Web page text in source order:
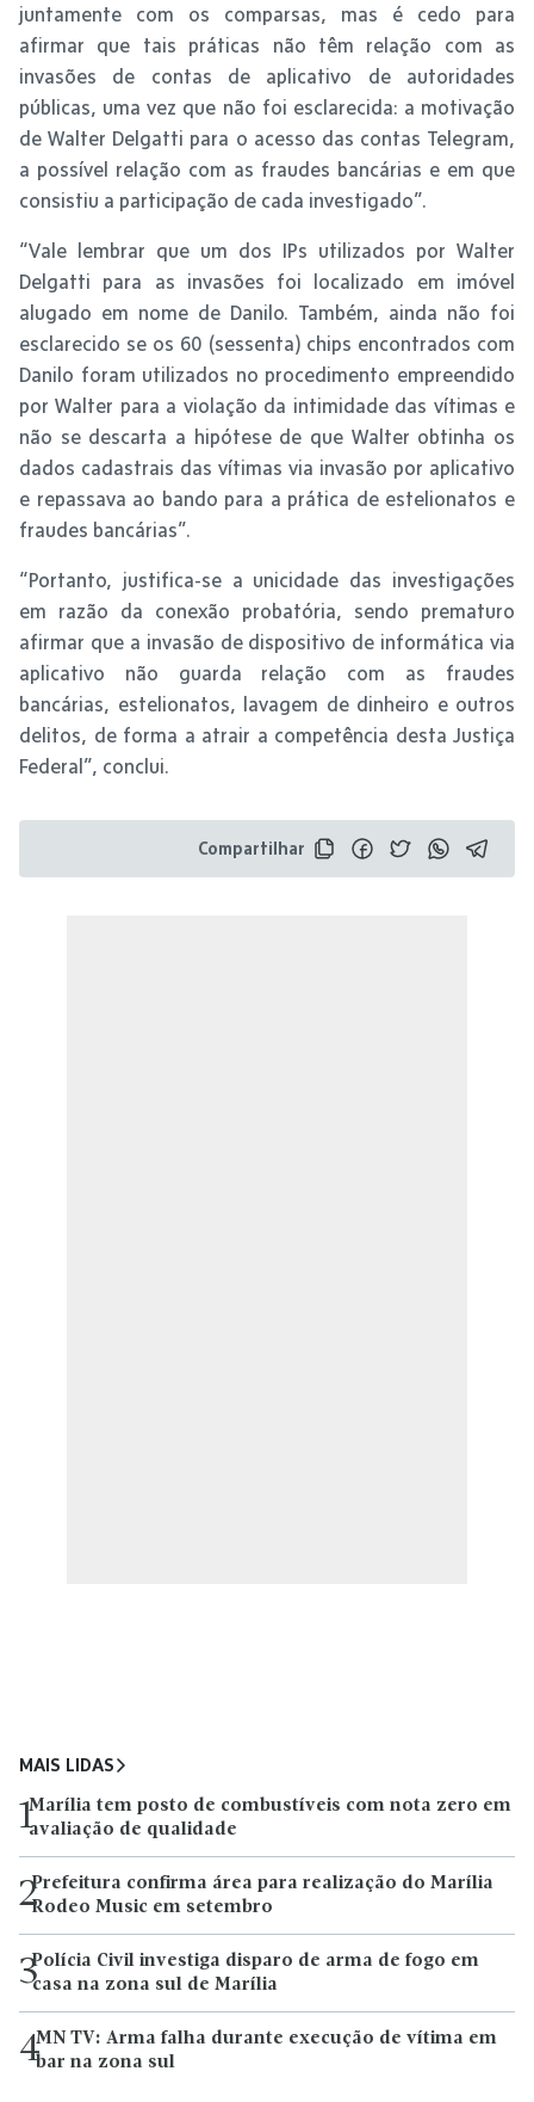
juntamente com os comparsas, mas é cedo para
afirmar que tais práticas não têm relação com as
invasões de contas de aplicativo de autoridades
públicas, uma vez que não foi esclarecida: a motivação
de Walter Delgatti para o acesso das contas Telegram,
a possível relação com as fraudes bancárias e em que
consistiu a participação de cada investigado”.
“Vale lembrar que um dos IPs utilizados por Walter
Delgatti para as invasões foi localizado em imóvel
alugado em nome de Danilo. Também, ainda não foi
esclarecido se os 60 (sessenta) chips encontrados com
Danilo foram utilizados no procedimento empreendido
por Walter para a violação da intimidade das vítimas e
não se descarta a hipótese de que Walter obtinha os
dados cadastrais das vítimas via invasão por aplicativo
e repassava ao bando para a prática de estelionatos e
fraudes bancárias”.
“Portanto, justifica-se a unicidade das investigações
em razão da conexão probatória, sendo prematuro
afirmar que a invasão de dispositivo de informática via
aplicativo não guarda relação com as fraudes
bancárias, estelionatos, lavagem de dinheiro e outros
delitos, de forma a atrair a competência desta Justiça
Federal”, conclui.
Compartilhar
MAIS LIDAS
1Marília tem posto de combustíveis com nota zero em
avaliação de qualidade
2Prefeitura confirma área para realização do Marília
Rodeo Music em setembro
3Polícia Civil investiga disparo de arma de fogo em
casa na zona sul de Marília
4MN TV: Arma falha durante execução de vítima em
bar na zona sul